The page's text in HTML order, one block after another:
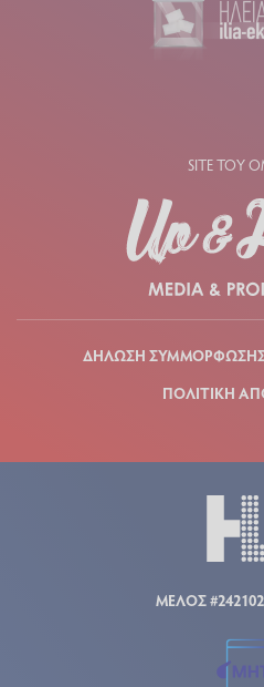
SITE ΤΟΥ
ΔΗΛΩΣΗ
ΠΟΛΙΤΙΚΗ
ΜΕΛΟΣ